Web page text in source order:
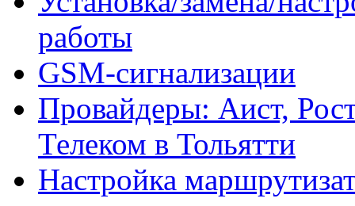
работы
GSM-сигнализации
Провайдеры: Аист,
Телеком в Тольятти
Настройка